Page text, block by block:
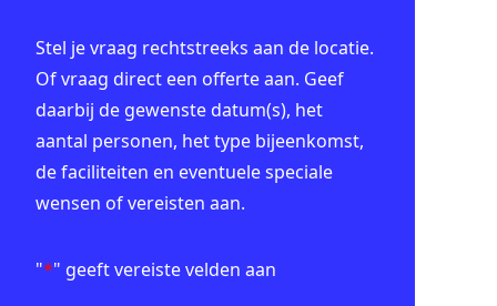
Stel je vraag rechtstreeks aan de locatie.
Of vraag direct een offerte aan. Geef
daarbij de gewenste datum(s), het
aantal personen, het type bijeenkomst,
de faciliteiten en eventuele speciale
wensen of vereisten aan.
"*" geeft vereiste velden aan